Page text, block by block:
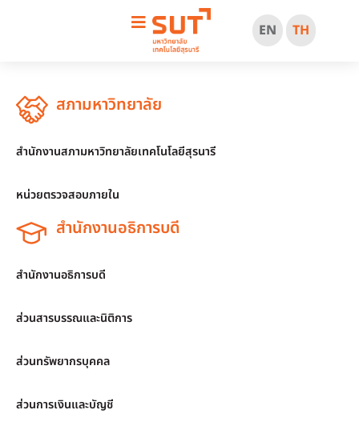
EN TH
สภามหาวิทยาลัย
สำนักงานสภามหาวิทยาลัยเทคโนโลยีสุรนารี
หน่วยตรวจสอบภายใน
สำนักงานอธิการบดี
สำนักงานอธิการบดี
ส่วนสารบรรณและนิติการ
ส่วนทรัพยากรบุคคล
ส่วนการเงินและบัญชี